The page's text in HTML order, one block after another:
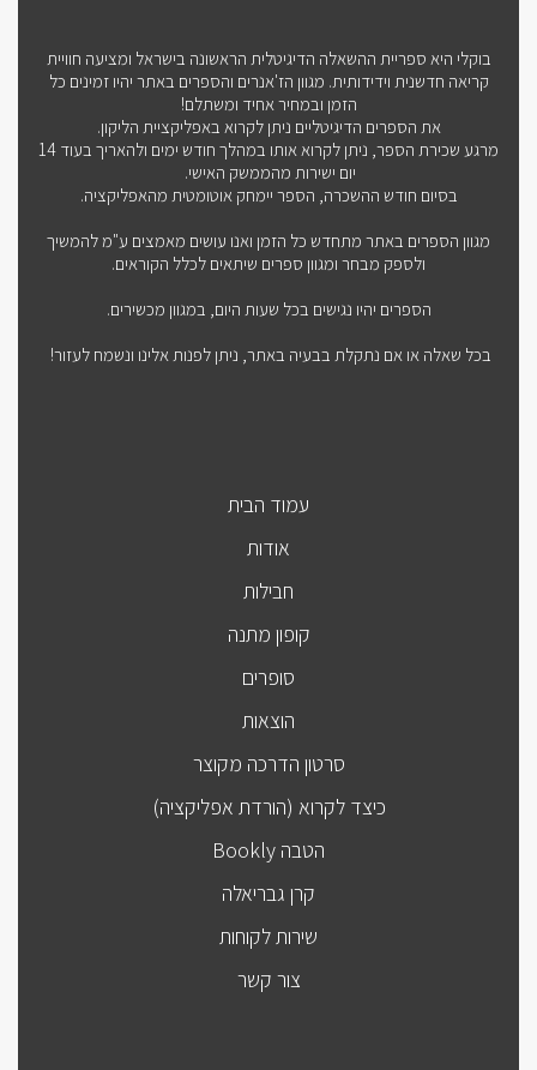
בוקלי היא ספריית ההשאלה הדיגיטלית הראשונה בישראל ומציעה חוויית
קריאה חדשנית וידידותית. מגוון הז'אנרים והספרים באתר יהיו זמינים כל
הזמן ובמחיר אחיד ומשתלם!
את הספרים הדיגיטליים ניתן לקרוא באפליקציית הליקון.
מרגע שכירת הספר, ניתן לקרוא אותו במהלך חודש ימים ולהאריך בעוד 14
יום ישירות מהממשק האישי.
בסיום חודש ההשכרה, הספר יימחק אוטומטית מהאפליקציה.
מגוון הספרים באתר מתחדש כל הזמן ואנו עושים מאמצים ע"מ להמשיך
ולספק מבחר ומגוון ספרים שיתאים לכלל הקוראים.
הספרים יהיו נגישים בכל שעות היום, במגוון מכשירים.
בכל שאלה או אם נתקלת בבעיה באתר, ניתן לפנות אלינו ונשמח לעזור!
עמוד הבית
אודות
חבילות
קופון מתנה
סופרים
הוצאות
סרטון הדרכה מקוצר
כיצד לקרוא (הורדת אפליקציה)
הטבה Bookly
קרן גבריאלה
שירות לקוחות
צור קשר